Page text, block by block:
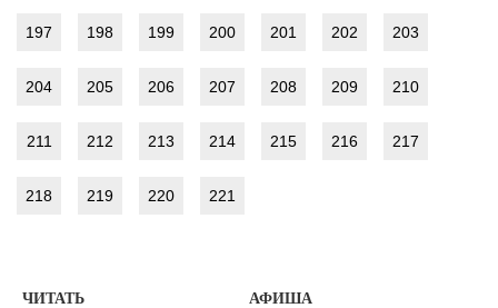
197 198 199 200 201 202 203
204 205 206 207 208 209 210
211 212 213 214 215 216 217
218 219 220 221
ЧИТАТЬ АФИША